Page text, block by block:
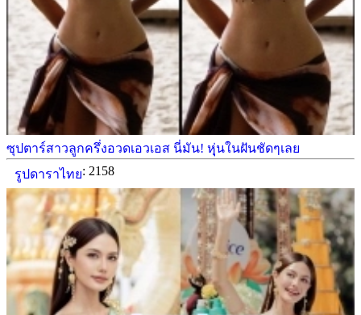
ซุปตาร์สาวลูกครึ่งอวดเอวเอส นี่มัน! หุุ่นในฝันชัดๆเลย
รูปดาราไทย: 2158